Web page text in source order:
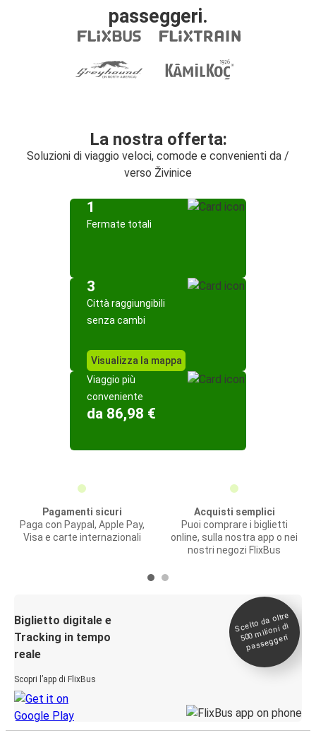
passeggeri.
La nostra offerta:
Soluzioni di viaggio veloci, comode e convenienti da /
verso Živinice
1
Fermate totali
3
Città raggiungibili
senza cambi
Visualizza la mappa
Viaggio più
conveniente
da 86,98 €
Pagamenti sicuri
Paga con Paypal, Apple Pay,
Visa e carte internazionali
Acquisti semplici
Puoi comprare i biglietti
online, sulla nostra app o nei
nostri negozi FlixBus
Biglietto digitale e
Tracking in tempo
reale
Scopri l’app di FlixBus
Scelto da oltre
500
milioni di
passeggeri